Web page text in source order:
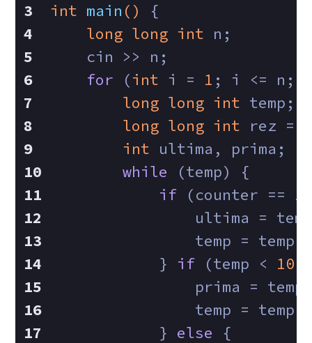
int main ()
{
long long int n;
    cin >> n;
for (int i = 1 ; i <= n;
long long int temp;
long long int rez =
int ultima, prima;
while (temp) {
if (counter == 1
ultima =
temp =
            }
if (temp < 10
prima =
temp = temp
            }
else {